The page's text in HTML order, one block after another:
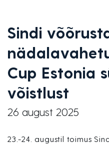
Sindi
Cup Estonia
võistlust
26 august 2025
23.-24. augustil toimus